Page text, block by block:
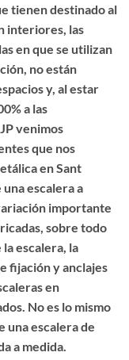
tienen destinado al
interiores, las
en que se utilizan
no están
y, al estar
a las
venimos
que nos
en Sant
escalera a
importante
sobre todo
escalera, la
fijación y anclajes
en
No es lo mismo
unaescalera de
a medida